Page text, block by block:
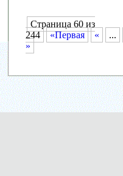
Страница 60 из
244
«Первая « ...
»